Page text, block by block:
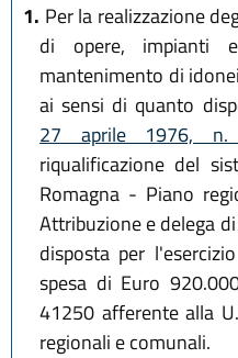
1. Per la realizzazione
di opere, impianti
mantenimento di
ai sensi di quanto
27 aprile 1976,
riqualificazione del
Romagna - Piano
Attribuzione e delega
disposta per
spesa di Euro
41250 afferente alla
regionali e comunali.